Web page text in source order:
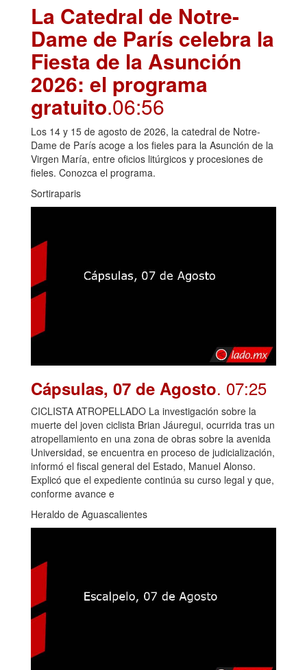
La Catedral de Notre-
Dame de París celebra la
Fiesta de la Asunción
2026: el programa
gratuito.06:56
Los 14 y 15 de agosto de 2026, la catedral de Notre-
Dame de París acoge a los fieles para la Asunción de la
Virgen María, entre oficios litúrgicos y procesiones de
fieles. Conozca el programa.
Sortiraparis
Cápsulas, 07 de Agosto. 07:25
CICLISTA ATROPELLADO La investigación sobre la
muerte del joven ciclista Brian Jáuregui, ocurrida tras un
atropellamiento en una zona de obras sobre la avenida
Universidad, se encuentra en proceso de judicialización,
informó el fiscal general del Estado, Manuel Alonso.
Explicó que el expediente continúa su curso legal y que,
conforme avance e
Heraldo de Aguascalientes